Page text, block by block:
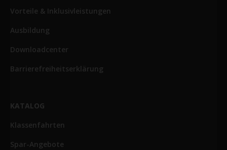
Vorteile & Inklusivleistungen
Ausbildung
Downloadcenter
Barrierefreiheitserklärung
KATALOG
Klassenfahrten
Spar-Angebote